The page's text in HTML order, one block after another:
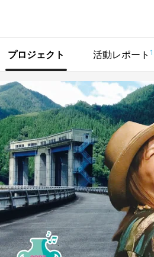
プロジェクト 活動レポート 1